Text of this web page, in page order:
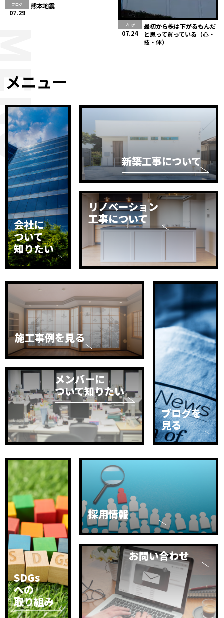
ブログ
07.29
熊本地震
ブログ
07.24
最初から株は下がるもんだ
と思って買っている（心・
技・体）
メニュー
会社に
ついて
知りたい
新築工事について
リノベーション
工事について
施工事例を見る
メンバーに
ついて知りたい
ブログを
見る
SDGs
への
取り組み
採用情報
お問い合わせ